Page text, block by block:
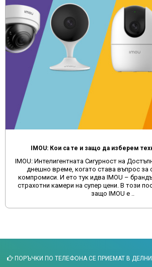
IMOU: Кои са те и защо да изберем
IMOU: Интелигентната Сигурност на
днешно време, когато става въпрос за
компромиси. И ето тук идва IMOU –
страхотни камери на супер цени. В този
защо IMOU е ..
ПОРЪЧКИ ПО ТЕЛЕФОНА СЕ ПРИЕМАТ В